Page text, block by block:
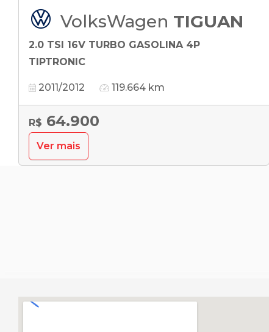
VolksWagen TIGUAN
2.0 TSI 16V TURBO GASOLINA 4P
TIPTRONIC
2011/2012 119.664 km
R$ 64.900
Ver mais